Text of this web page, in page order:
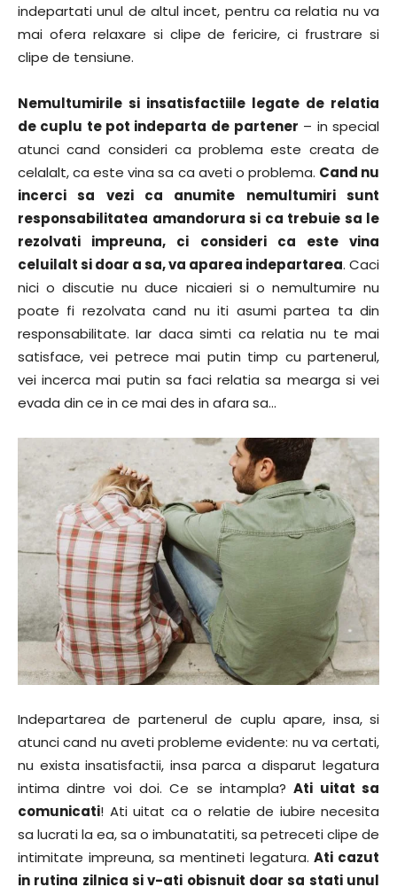
indepartati unul de altul incet, pentru ca relatia nu va
mai ofera relaxare si clipe de fericire, ci frustrare si
clipe de tensiune.
Nemultumirile si insatisfactiile legate de relatia
de cuplu te pot indeparta de partener – in special
atunci cand consideri ca problema este creata de
celalalt, ca este vina sa ca aveti o problema. Cand nu
incerci sa vezi ca anumite nemultumiri sunt
responsabilitatea amandorura si ca trebuie sa le
rezolvati impreuna, ci consideri ca este vina
celuilalt si doar a sa, va aparea indepartarea. Caci
nici o discutie nu duce nicaieri si o nemultumire nu
poate fi rezolvata cand nu iti asumi partea ta din
responsabilitate. Iar daca simti ca relatia nu te mai
satisface, vei petrece mai putin timp cu partenerul,
vei incerca mai putin sa faci relatia sa mearga si vei
evada din ce in ce mai des in afara sa…
Indepartarea de partenerul de cuplu apare, insa, si
atunci cand nu aveti probleme evidente: nu va certati,
nu exista insatisfactii, insa parca a disparut legatura
intima dintre voi doi. Ce se intampla?Ati uitat sa
comunicati! Ati uitat ca o relatie de iubire necesita
sa lucrati la ea, sa o imbunatatiti, sa petreceti clipe de
intimitate impreuna, sa mentineti legatura.Ati cazut
in rutina zilnica si v-ati obisnuit doar sa stati unul